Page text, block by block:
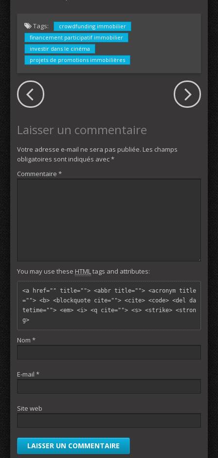
Tags:
crowdfunding immobilier
financement participatif immobilier
investir dans le cinéma
projets de promotions immobilières
Laisser un commentaire
Votre adresse e-mail ne sera pas publiée. Les champs
obligatoires sont indiqués avec*
Commentaire *
You may use these HTMLtags and attributes:
<a href="" title=""> <abbr title=""> <acronym title
=""> <b> <blockquote cite=""> <cite> <code> <del da
tetime=""> <em> <i> <q cite=""> <s> <strike> <stron
g>
Nom *
E-mail *
Site web